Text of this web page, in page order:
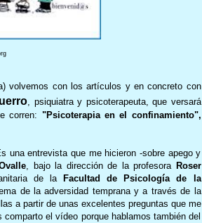
volvemos con los artículos y en concreto con
, psiquiatra y psicoterapeuta, que versará
corren: "Psicoterapia en el confinamiento",
una entrevista que me hicieron -sobre apego y
, bajo la dirección de la profesora Roser
de la
Facultad de Psicología de la
de la adversidad temprana y a través de la
a partir de unas excelentes preguntas que me
el vídeo porque hablamos también del